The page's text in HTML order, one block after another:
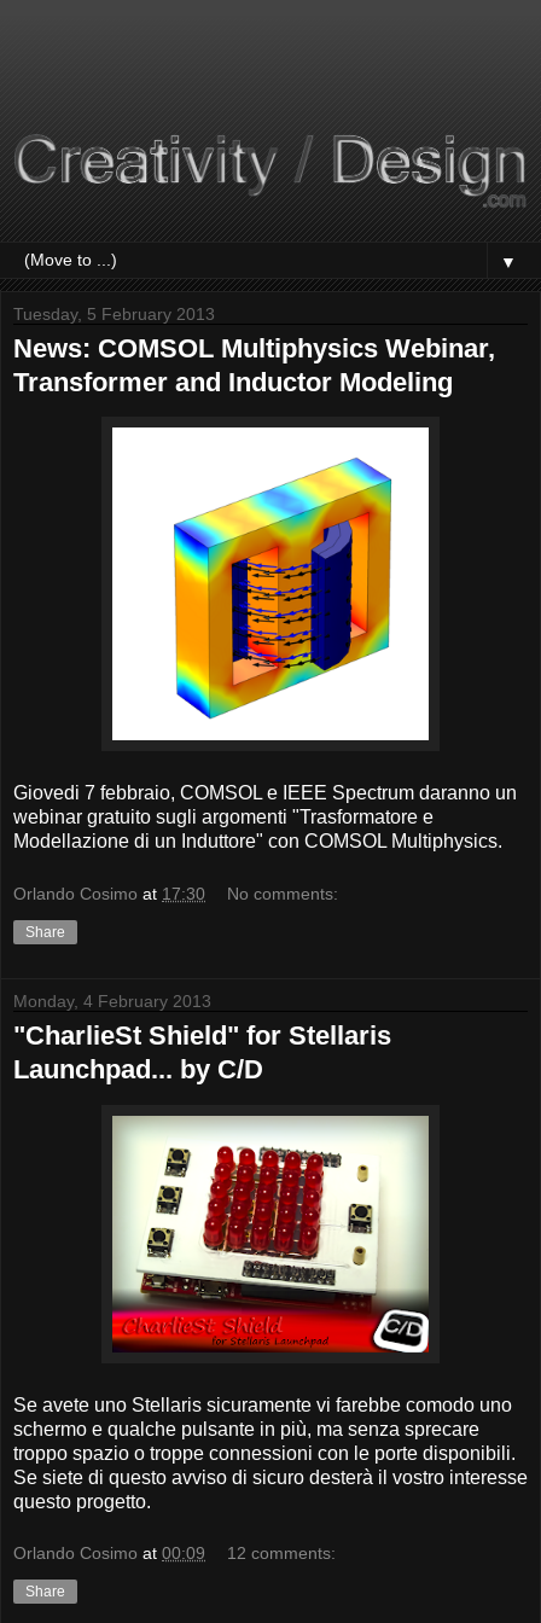
▼
Tuesday, 5 February 2013
News: COMSOL Multiphysics Webinar,
Transformer and Inductor Modeling
Giovedi 7 febbraio, COMSOL e IEEE Spectrum daranno un
webinar gratuito sugli argomenti "Trasformatore e
Modellazione di un Induttore" con COMSOL Multiphysics.
Orlando Cosimo at 17:30 No comments:
Share
Monday, 4 February 2013
"CharlieSt Shield" for Stellaris
Launchpad... by C/D
Se avete uno Stellaris sicuramente vi farebbe comodo uno
schermo e qualche pulsante in più, ma senza sprecare
troppo spazio o troppe connessioni con le porte disponibili.
Se siete di questo avviso di sicuro desterà il vostro interesse
questo progetto.
Orlando Cosimo at 00:09 12 comments:
Share